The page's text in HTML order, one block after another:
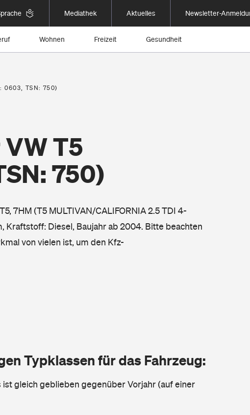
Mediathek Aktuelles Newsletter-
Wohnen Freizeit Gesundheit
0603, TSN: 750)
T5
750)
7HM (T5 MULTIVAN/CALIFORNIA 2.5 TDI 4-
Kraftstoff: Diesel, Baujahr ab 2004. Bitte beachten
von vielen ist, um den Kfz-
Typklassen für das Fahrzeug:
ist gleich geblieben gegenüber Vorjahr (auf einer